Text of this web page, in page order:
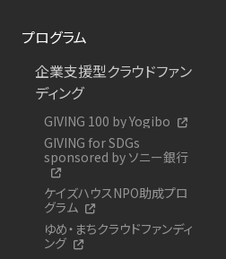
プログラム
企業支援型クラウドファン
ディング
GIVING 100 by Yogibo
GIVING for SDGs
sponsored by ソニー銀行
ケイズハウスNPO助成プロ
グラム
ゆめ・まちクラウドファンディ
ング